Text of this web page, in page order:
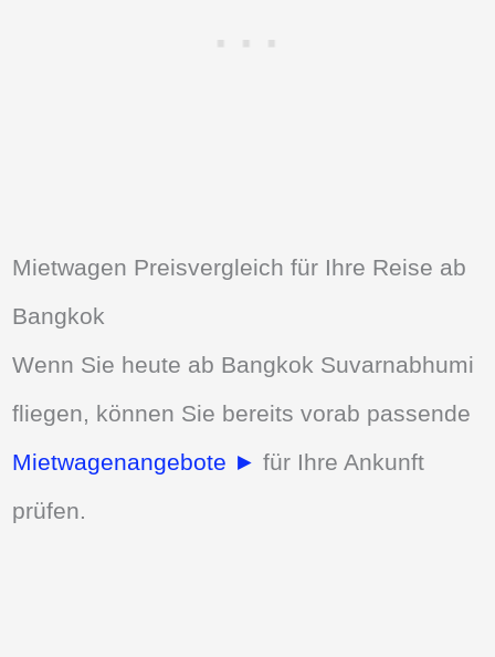
Mietwagen Preisvergleich für Ihre Reise ab
Bangkok
Wenn Sie heute ab Bangkok Suvarnabhumi
fliegen, können Sie bereits vorab passende
Mietwagenangebote ► für Ihre Ankunft
prüfen.